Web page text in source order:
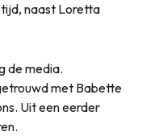
naast Loretta
de media.
met Babette
Uit een eerder